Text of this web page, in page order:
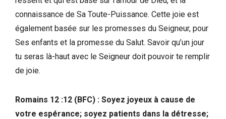
connaissance de Sa Toute-Puissance. Cette joie est
également basée sur les promesses du Seigneur, pour
Ses enfants et la promesse du Salut. Savoir qu’un jour
tu seras là-haut avec le Seigneur doit pouvoir te remplir
de joie.
Romains 12 :12 (BFC) : Soyez joyeux à cause de
votre espérance; soyez patients dans la détresse;